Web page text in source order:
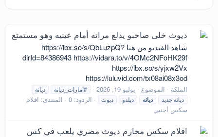
ديوث خلى صاحبو يدلع مراته أمام عينيه وهو مستمتع
شاهد الفيديو من هنا https://lbx.so/s/QbLuzpQ?
dirId=84386943 https://vidara.to/v/4OMc2NFoHK29f
https://lbx.so/s/yjxw2Vx
https://luluvid.com/tx08ai08x3od
الملكة الموضوع يوليو 19, 2026 #امارات_دياثة
دياثة
دياثة جديد
دياثه ديلدو ديوث الردود: 0 المنتدى: افلام
سكس أجنبي
افلام سكس محارم ديوث مصري يلعب في كس